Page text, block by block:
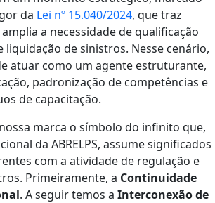
da Lei nº 15.040/2024, que traz
a necessidade de qualificação
liquidação de sinistros. Nesse cenário,
atuar como um agente estruturante,
padronização de competências e
de capacitação.
marca o símbolo do infinito que,
da ABRELPS, assume significados
com a atividade de regulação e
Primeiramente, a Continuidade
. A seguir temos a Interconexão de